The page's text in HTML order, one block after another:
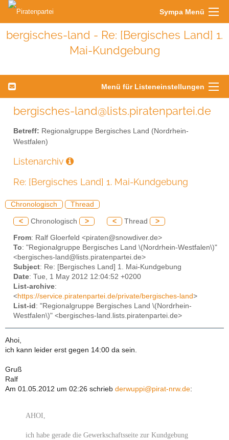
Sympa Menü
bergisches-land - Re: [Bergisches Land] 1.
Mai-Kundgebung
Menü für Listeneinstellungen
bergisches-land@lists.piratenpartei.de
Betreff: Regionalgruppe Bergisches Land (Nordrhein-
Westfalen)
Listenarchiv
Re: [Bergisches Land] 1. Mai-Kundgebung
Chronologisch Thread
< Chronologisch > < Thread >
From: Ralf Gloerfeld <piraten@snowdiver.de>
To: "Regionalgruppe Bergisches Land \(Nordrhein-Westfalen\)"
<bergisches-land@lists.piratenpartei.de>
Subject: Re: [Bergisches Land] 1. Mai-Kundgebung
Date: Tue, 1 May 2012 12:04:52 +0200
List-archive:
<https://service.piratenpartei.de/private/bergisches-land>
List-id : "Regionalgruppe Bergisches Land \(Nordrhein-
Westfalen\)" <bergisches-land.lists.piratenpartei.de>
Ahoi,
ich kann leider erst gegen 14:00 da sein.
Gruß
Ralf
Am 01.05.2012 um 02:26 schrieb derwuppi@pirat-nrw.de:
AHOI,
ich habe gerade die Gewerkschaftsseite zur Kundgebung